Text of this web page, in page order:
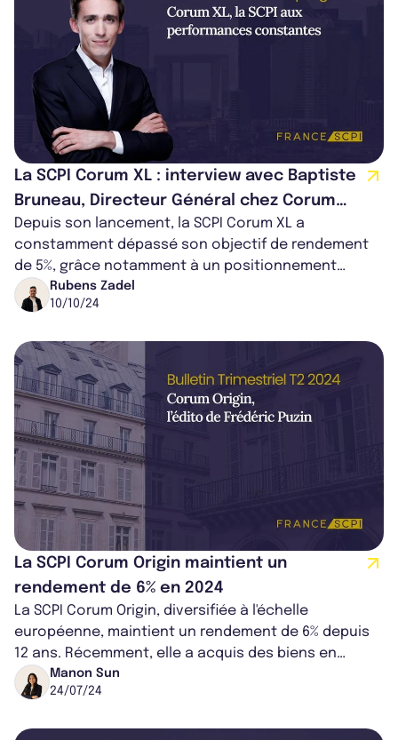
La SCPI Corum XL : interview avec Baptiste
Bruneau, Directeur Général chez Corum
L'Epargne
Depuis son lancement, la SCPI Corum XL a
constamment dépassé son objectif de rendement
de 5%, grâce notamment à un positionnement
opportuniste. Alors que la SCPI fêtera bientôt ses...
Rubens Zadel
10/10/24
La SCPI Corum Origin maintient un
rendement de 6% en 2024
La SCPI Corum Origin, diversifiée à l'échelle
européenne, maintient un rendement de 6% depuis
12 ans. Récemment, elle a acquis des biens en
Irlande et en Espagne et vendu des actif...
Manon Sun
24/07/24